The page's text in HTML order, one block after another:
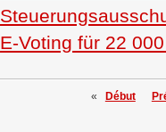
E-Voting für 22
« Début